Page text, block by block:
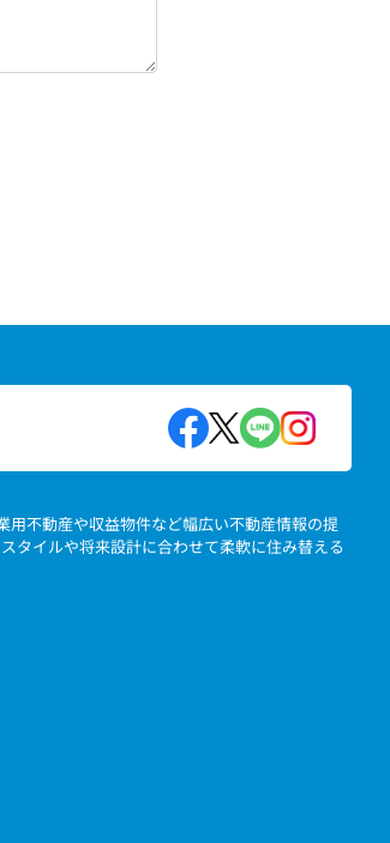
用不動産や収益物件など幅広い不動産情報の提
タイルや将来設計に合わせて柔軟に住み替える